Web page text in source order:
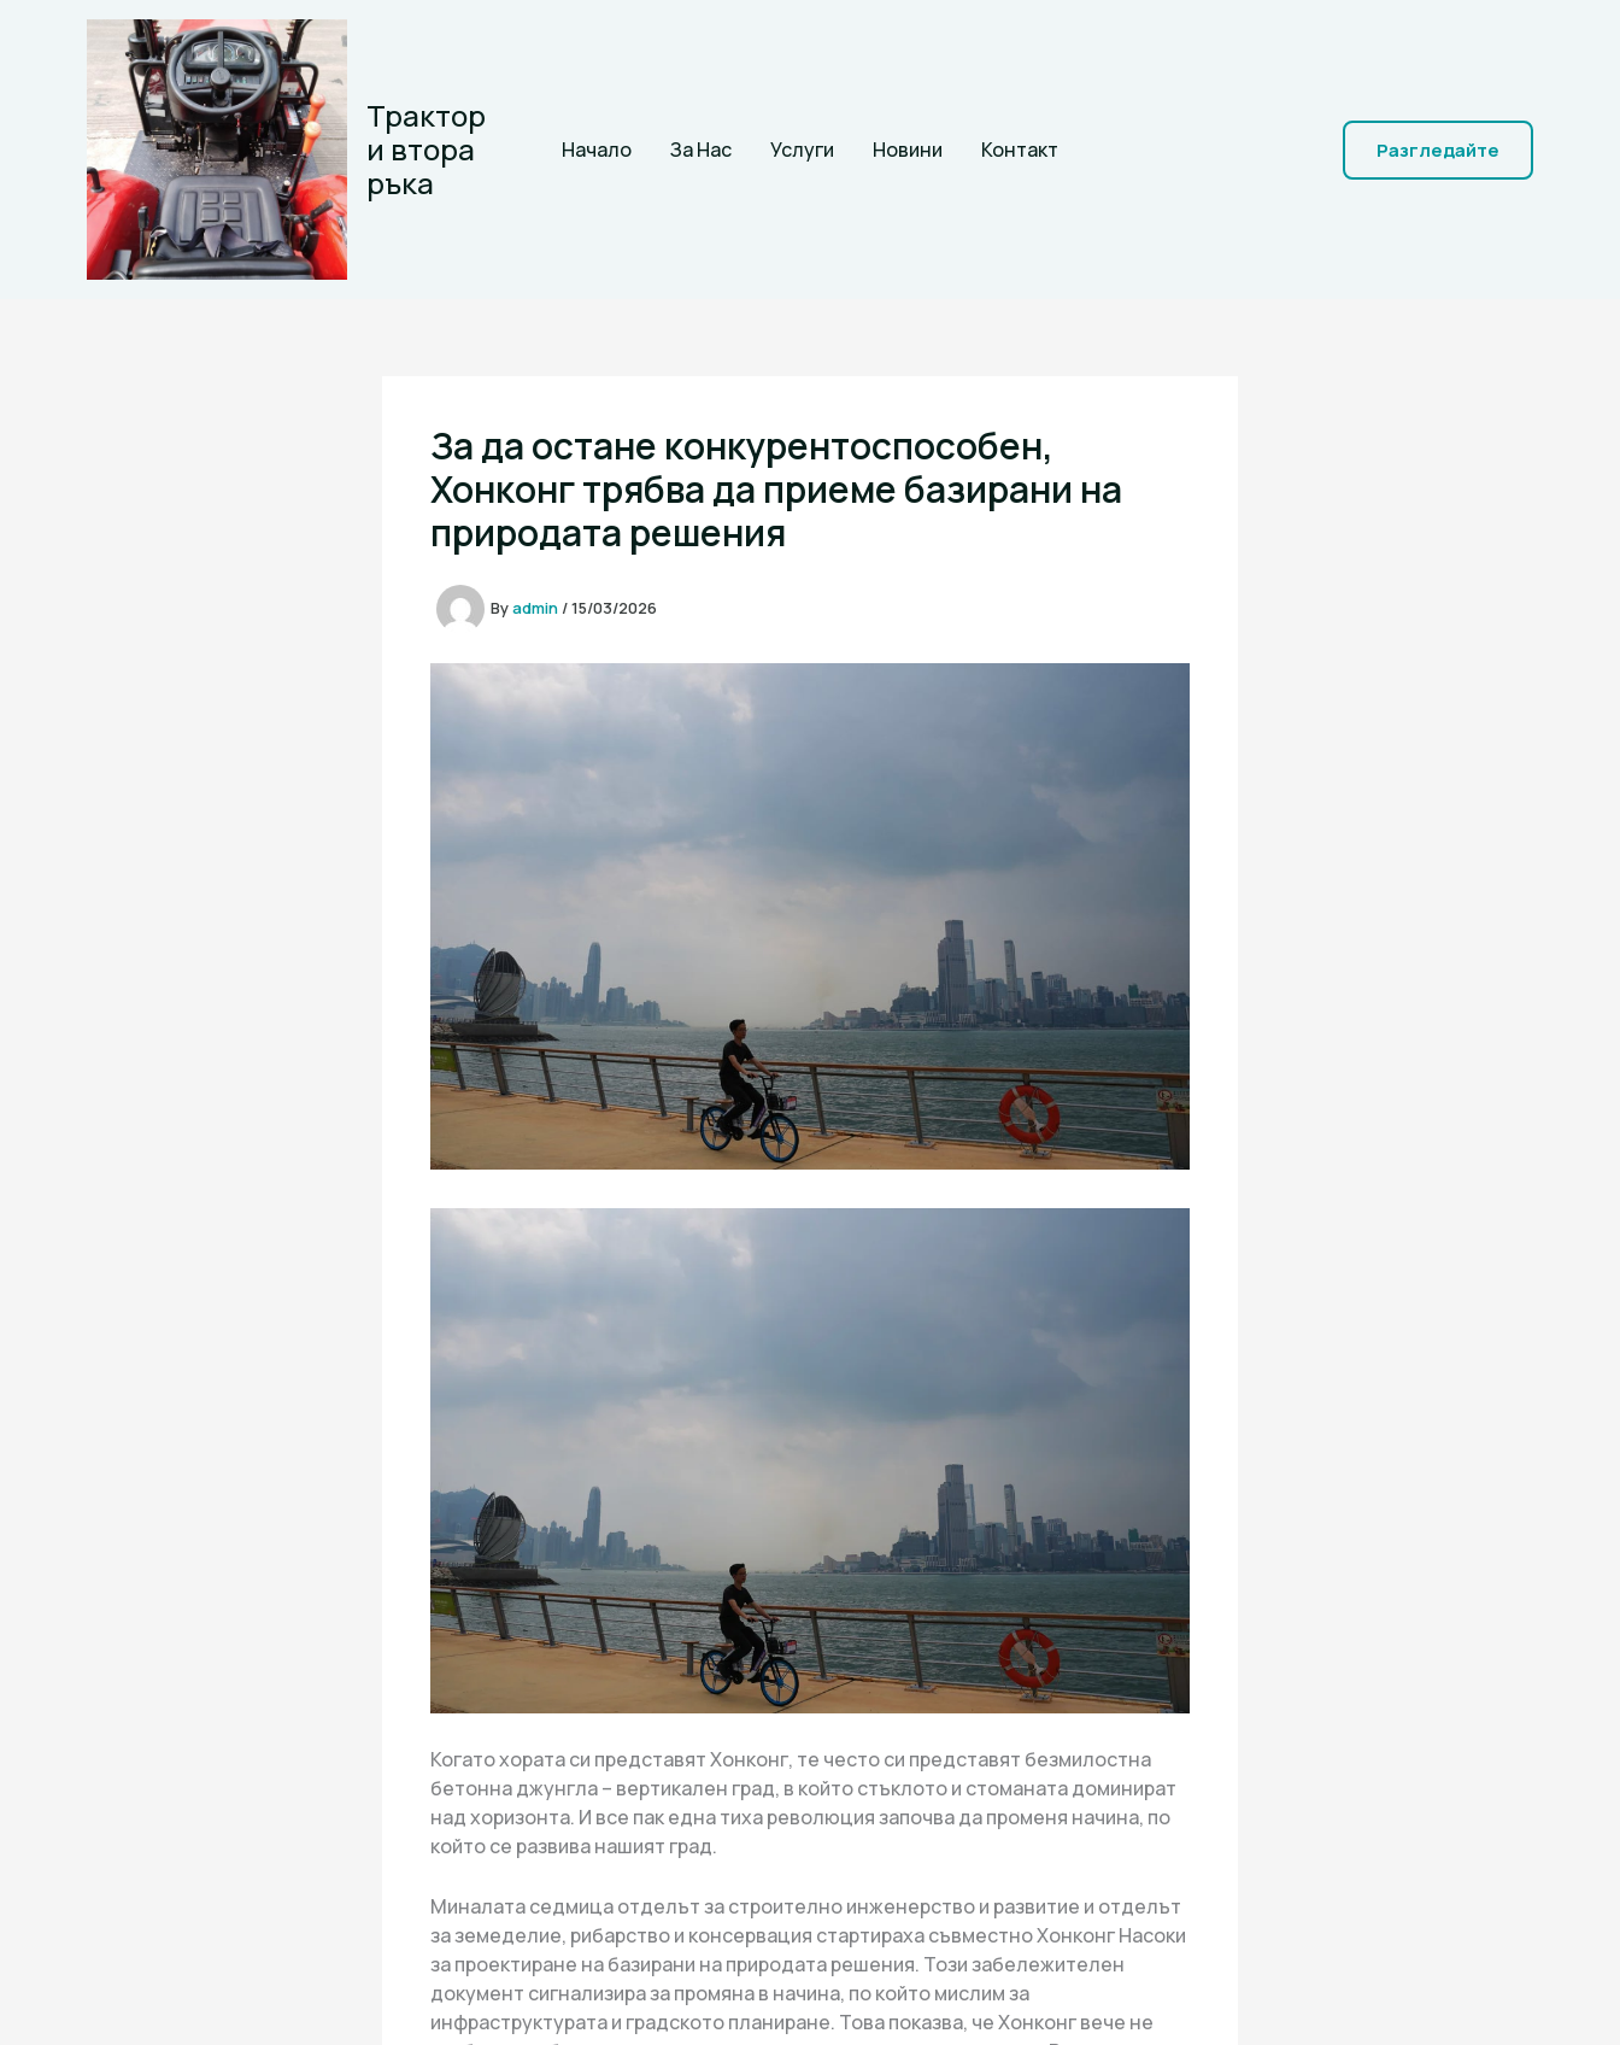
Трактор
и втора
ръка
Начало За Нас Услуги Новини Контакт Разгледайте
За да остане конкурентоспособен,
Хонконг трябва да приеме базирани на
природата решения
Byadmin /15/03/2026
Когато хората си представят Хонконг, те често си представят безмилостна
бетонна джунгла – вертикален град, в който стъклото и стоманата доминират
над хоризонта. И все пак една тиха революция започва да променя начина, по
който се развива нашият град.
Миналата седмица отделът за строително инженерство и развитие и отделът
за земеделие, рибарство и консервация стартираха съвместно Хонконг Насоки
за проектиране на базирани на природата решения. Този забележителен
документ сигнализира за промяна в начина, по който мислим за
инфраструктурата и градското планиране. Това показва, че Хонконг вече не